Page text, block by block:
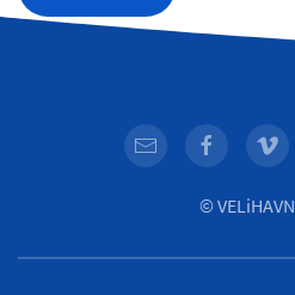
© VELiHAVN